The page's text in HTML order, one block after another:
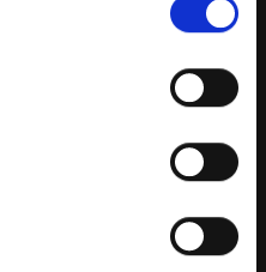
are
and
LADY COSTANZA